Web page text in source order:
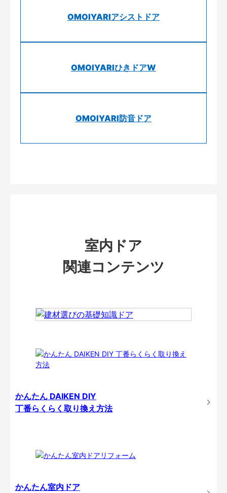
OMOIYARIアシストドア
OMOIYARIひきドアW
OMOIYARI防音ドア
室内ドア
関連コンテンツ
かんたん DAIKEN DIY
丁番らくらく取り換え方法
かんたん室内ドア